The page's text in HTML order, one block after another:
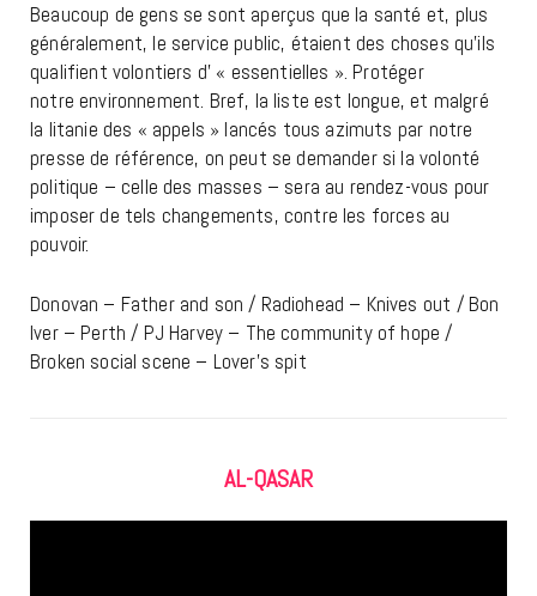
Beaucoup de gens se sont aperçus que la santé et, plus
généralement, le service public, étaient des choses qu’ils
qualifient volontiers d’ « essentielles ». Protéger
notre environnement. Bref, la liste est longue, et malgré
la litanie des « appels » lancés tous azimuts par notre
presse de référence, on peut se demander si la volonté
politique – celle des masses – sera au rendez-vous pour
imposer de tels changements, contre les forces au
pouvoir.
Donovan – Father and son / Radiohead – Knives out / Bon
Iver – Perth / PJ Harvey – The community of hope /
Broken social scene – Lover’s spit
AL-QASAR